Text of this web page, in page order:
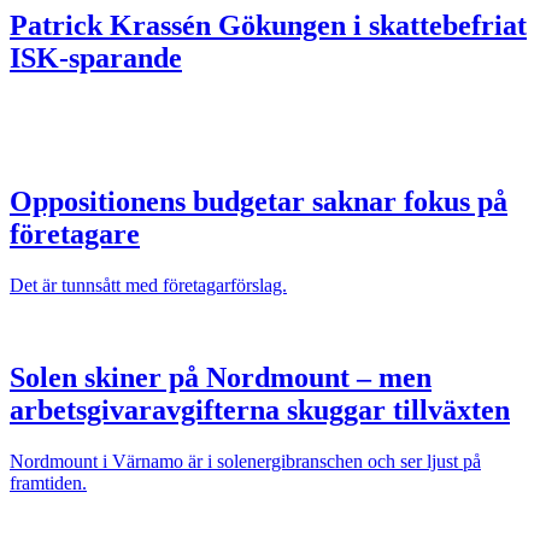
Patrick Krassén Gökungen i skattebefriat
ISK-sparande
Oppositionens budgetar saknar fokus på
företagare
Det är tunnsått med företagarförslag.
Solen skiner på Nordmount – men
arbetsgivaravgifterna skuggar tillväxten
Nordmount i Värnamo är i solenergibranschen och ser ljust på
framtiden.